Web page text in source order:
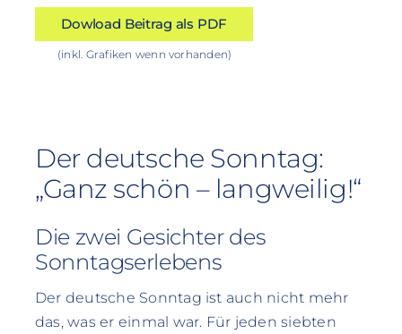
Dowload Beitrag als PDF
(inkl. Grafiken wenn vorhanden)
Der deutsche Sonntag:
„Ganz schön – langweilig!“
Die zwei Gesichter des
Sonntagserlebens
Der deutsche Sonntag ist auch nicht mehr
das, was er einmal war. Für jeden siebten